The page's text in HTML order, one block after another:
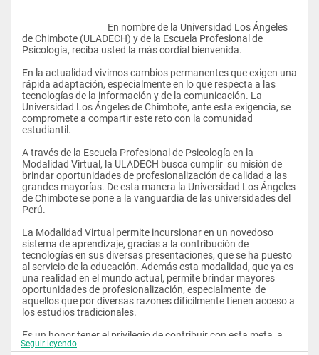
de Chimbote (ULADECH) y de la Escuela Profesional de
Psicología, reciba usted la más cordial bienvenida.
En la actualidad vivimos cambios permanentes que exigen una
rápida adaptación, especialmente en lo que respecta a las
tecnologías de la información y de la comunicación. La
Universidad Los Ángeles de Chimbote, ante esta exigencia, se
compromete a compartir este reto con la comunidad
estudiantil.
A través de la Escuela Profesional de Psicología en la
Modalidad Virtual, la ULADECH busca cumplir  su misión de
brindar oportunidades de profesionalización de calidad a las
grandes mayorías. De esta manera la Universidad Los Ángeles
de Chimbote se pone a la vanguardia de las universidades del
Perú.
La Modalidad Virtual permite incursionar en un novedoso
sistema de aprendizaje, gracias a la contribución de
tecnologías en sus diversas presentaciones, que se ha puesto
al servicio de la educación. Además esta modalidad, que ya es
una realidad en el mundo actual, permite brindar mayores
oportunidades de profesionalización, especialmente  de
aquellos que por diversas razones difícilmente tienen acceso a
los estudios tradicionales.
Es un honor tener el privilegio de contribuir con esta meta, a
través de la Escuela Profesional de Psicología y ser parte del
Seguir leyendo